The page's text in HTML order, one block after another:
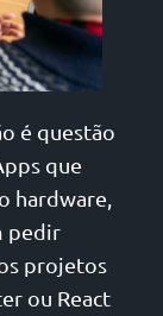
é questão
que
hardware,
pedir
projetos
ou React